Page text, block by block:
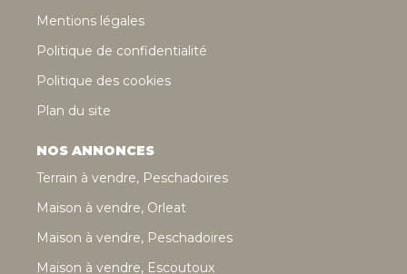
Mentions légales
Politique de confidentialité
Politique des cookies
Plan du site
NOS ANNONCES
Terrain à vendre, Peschadoires
Maison à vendre, Orleat
Maison à vendre, Peschadoires
Maison à vendre, Escoutoux